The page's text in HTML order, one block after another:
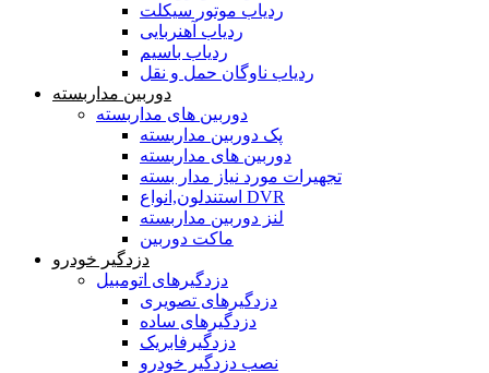
ردیاب موتور سیکلت
ردیاب آهنربایی
ردیاب باسیم
ردیاب ناوگان حمل و نقل
دوربین مداربسته
دوربین های مداربسته
پک دوربین مداربسته
دوربین های مداربسته
تجهیرات مورد نیاز مدار بسته
استندلون,انواع DVR
لنز دوربین مداربسته
ماکت دوربین
دزدگیر خودرو
دزدگیرهای اتومبیل
دزدگیرهای تصویری
دزدگیرهای ساده
دزدگیرفابریک
نصب دزدگیر خودرو